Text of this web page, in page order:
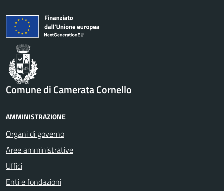
Comune di Camerata Cornello
AMMINISTRAZIONE
Organi di governo
Aree amministrative
Uffici
Enti e fondazioni